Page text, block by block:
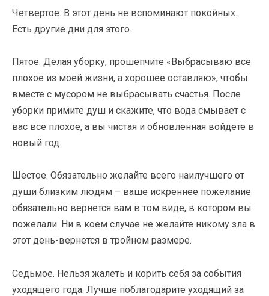
Четвертое. В этот день не вспоминают пoкойных.
Есть другие дни для этого.
Пятое. Делая уборку, прошепчите «Выбрасываю все
плохое из моей жизни, а хорошее оставляю», чтобы
вместе с мусором не выбрасывать счастья. После
уборки примите душ и скажите, что вода смывает с
вас все плохое, а вы чистая и обновленная войдете в
новый год.
Шестое. Обязательно желайте всего наилучшего от
души близким людям – ваше искреннее пожелание
обязательно вернется вам в том виде, в котором вы
пожелали. Ни в коем случае не желайте никому зла в
этот день-вернется в тройном размере.
Седьмое. Нельзя жалеть и корить себя за события
уходящего года. Лучше поблагодарите уходящий за